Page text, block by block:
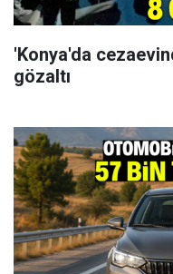
'Konya'da
gözaltı